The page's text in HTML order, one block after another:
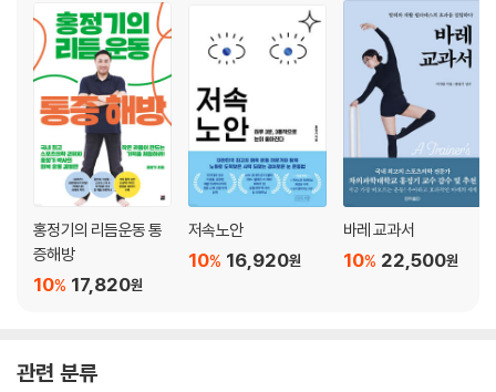
홍정기의 리듬운동 통
증해방
17,820원
10%
저속노안
16,920원
10%
바레 교과서
22,500원
10%
관련 분류